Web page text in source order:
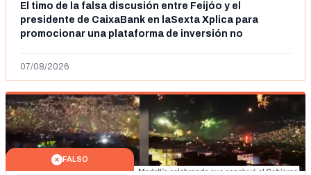
El timo de la falsa discusión entre Feijóo y el
presidente de CaixaBank en laSexta Xplica para
promocionar una plataforma de inversión no
07/08/2026
FALSO